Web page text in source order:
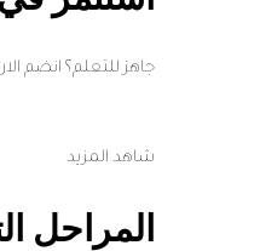
جاهز للتعلم؟ انضم
شاهد المزيد
المراحل